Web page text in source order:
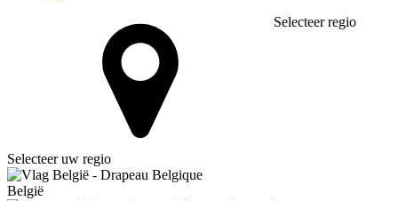
Selecteer regio
Selecteer uw regio
België